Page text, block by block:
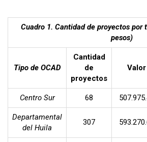
Cuadro 1. Cantidad de proyectos por
pesos)
Tipo de OCAD
Cantidad
de
proyectos
Valor
Centro Sur 68
Departamental
del Huila
307